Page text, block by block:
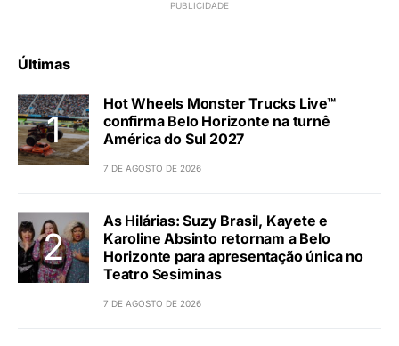
Últimas
Hot Wheels Monster Trucks Live™
confirma Belo Horizonte na turnê
América do Sul 2027
7 DE AGOSTO DE 2026
As Hilárias: Suzy Brasil, Kayete e
Karoline Absinto retornam a Belo
Horizonte para apresentação única no
Teatro Sesiminas
7 DE AGOSTO DE 2026